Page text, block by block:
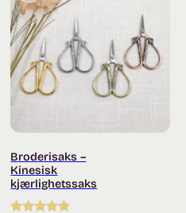
Broderisaks –
Kinesisk
kjærlighetssaks